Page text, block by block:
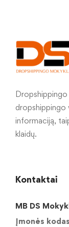
dropshippingo
informaciją,
klaidų.
Kontaktai
MB DS
Įmonės